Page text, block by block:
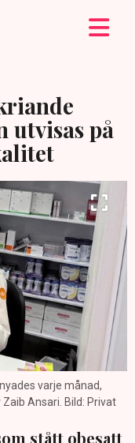
utvisas på
varje månad,
Ansari. Bild: Privat
stått obesatt